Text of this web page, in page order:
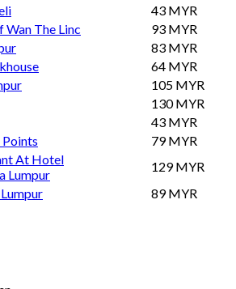
43 MYR
Wan The Linc
93 MYR
83 MYR
64 MYR
105 MYR
130 MYR
43 MYR
Points
79 MYR
At Hotel
Lumpur
129 MYR
89 MYR